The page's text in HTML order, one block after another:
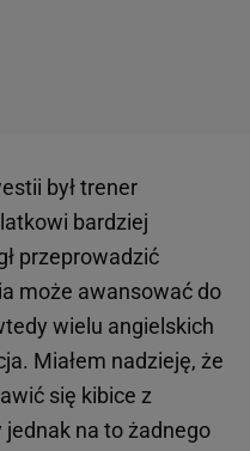
był trener
bardziej
przeprowadzić
może awansować do
wielu angielskich
Miałem nadzieję, że
się kibice z
jednak na to żadnego